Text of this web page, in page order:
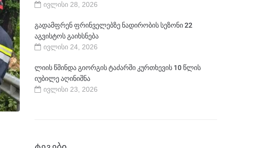
ივლისი 28, 2026
გადამფრენ ფრინველებზე ნადირობის სეზონი 22
აგვისტოს გაიხსნება
ივლისი 24, 2026
ლიის წმინდა გიორგის ტაძარში კურთხევის 10 წლის
იუბილე აღინიშნა
ივლისი 23, 2026